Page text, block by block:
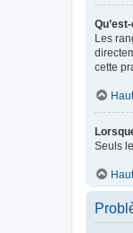
Les
cette
Haut
Seuls
Haut